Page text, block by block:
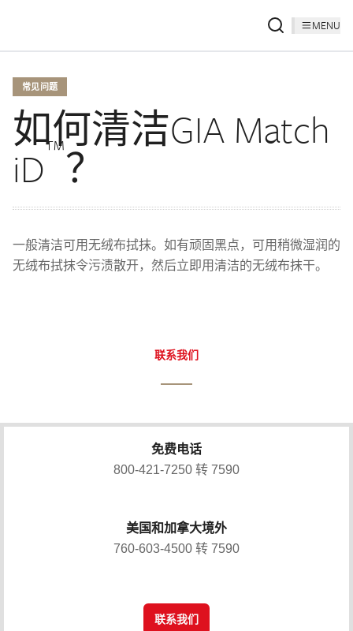
MENU
常见问题
如何清洁GIA Match
iD™？
一般清洁可用无绒布拭抹。如有顽固黑点，可用稍微湿润的
无绒布拭抹令污渍散开，然后立即用清洁的无绒布抹干。
联系我们
免费电话
800-421-7250 转 7590
美国和加拿大境外
760-603-4500 转 7590
联系我们